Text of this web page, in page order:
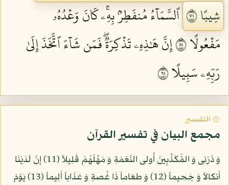
شِيبًا ١٧
ٱلسَّمَآءُ مُنفَطِرُۢ بِهِۦۚ كَانَ وَعۡدُهُۥ
مَفۡعُولًا ١٨
إِنَّ هَٰذِهِۦ تَذۡكِرَةٞۖ فَمَن شَآءَ ٱتَّخَذَ إِلَىٰ
رَبِّهِۦ سَبِيلًا ١٩
۞ التفسير
مجمع البيان في تفسير القرآن
وَ ذَرْنى وَ المُْكَذِّبِينَ أُولى النّعْمَةِ وَ مَهِّلْهُمْ قَلِيلاً (11) إِنّ لَدَيْنَا
أَنكالاً وَ جَحِيماً (12) وَ طعَاماً ذَا غُصةٍ وَ عَذَاباً أَلِيماً (13) يَوْمَ